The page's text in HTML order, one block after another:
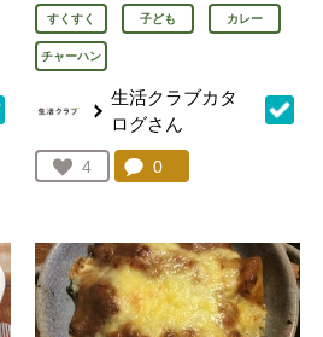
すくすく 子ども カレー
チャーハン
生活クラブカタ
ログさん
お気に入り登録：
4
人が登録
コメント：
0件。コメントを見る。